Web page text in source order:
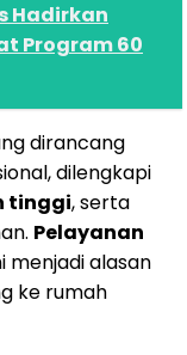
Hadirkan
Program 60
dirancang
dilengkapi
tinggi, serta
Pelayanan
menjadi alasan
ke rumah